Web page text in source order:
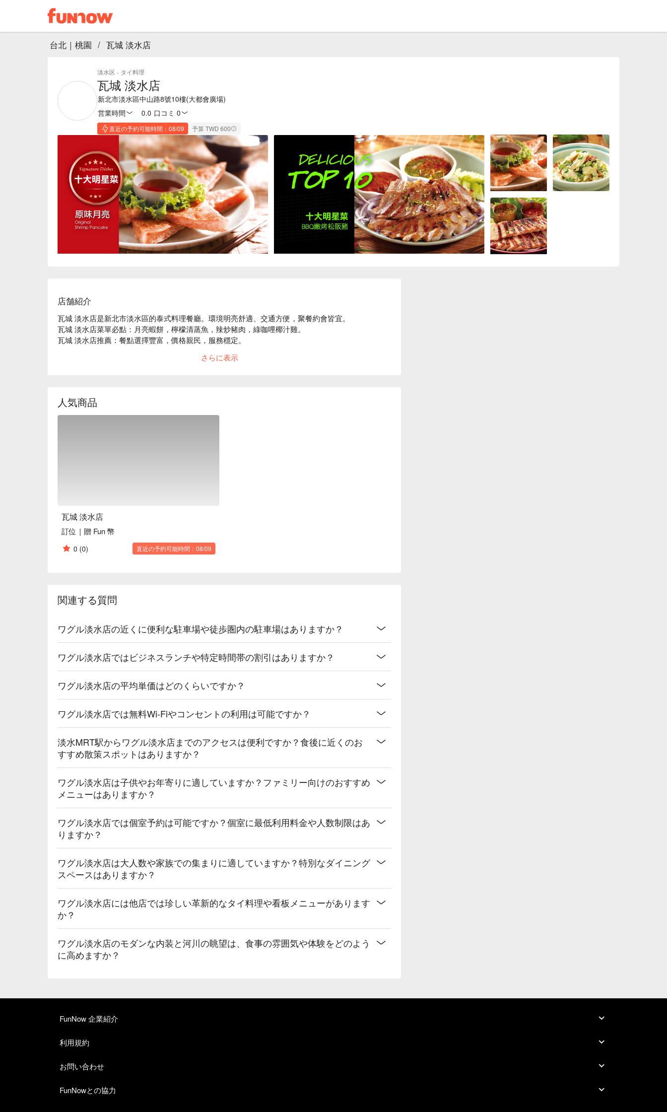
台北｜桃園 / 瓦城 淡水店
淡水区 · タイ料理
瓦城 淡水店
新北市淡水區中山路8號10樓(大都會廣場)
営業時間
0.0 口コミ 0
直近の予約可能時間：08/09 予算 TWD 600
店舗紹介
瓦城 淡水店是新北市淡水區的泰式料理餐廳。環境明亮舒適、交通方便，聚餐約會皆宜。
瓦城 淡水店菜單必點：月亮蝦餅，檸檬清蒸魚，辣炒豬肉，綠咖哩椰汁雞。
瓦城 淡水店推薦：餐點選擇豐富，價格親民，服務穩定。
さらに表示
人気商品
瓦城 淡水店
訂位｜贈 Fun 幣
0 (0) 直近の予約可能時間：08/09
関連する質問
ワグル淡水店の近くに便利な駐車場や徒歩圏内の駐車場はありますか？
ワグル淡水店ではビジネスランチや特定時間帯の割引はありますか？
ワグル淡水店の平均単価はどのくらいですか？
ワグル淡水店では無料Wi-Fiやコンセントの利用は可能ですか？
淡水MRT駅からワグル淡水店までのアクセスは便利ですか？食後に近くのお
すすめ散策スポットはありますか？
ワグル淡水店は子供やお年寄りに適していますか？ファミリー向けのおすすめ
メニューはありますか？
ワグル淡水店では個室予約は可能ですか？個室に最低利用料金や人数制限はあ
りますか？
ワグル淡水店は大人数や家族での集まりに適していますか？特別なダイニング
スペースはありますか？
ワグル淡水店には他店では珍しい革新的なタイ料理や看板メニューがあります
か？
ワグル淡水店のモダンな内装と河川の眺望は、食事の雰囲気や体験をどのよう
に高めますか？
FunNow 企業紹介
利用規約
お問い合わせ
FunNowとの協力